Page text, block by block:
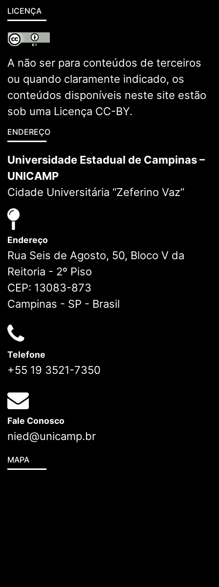
LICENÇA
A não ser para conteúdos de terceiros
ou quando claramente indicado, os
conteúdos disponíveis neste site estão
sob uma Licença CC-BY.
ENDEREÇO
Universidade Estadual de Campinas –
UNICAMP
Cidade Universitária “Zeferino Vaz”
Endereço
Rua Seis de Agosto, 50, Bloco V da
Reitoria - 2º Piso
CEP: 13083-873
Campinas - SP - Brasil
Telefone
+55 19 3521-7350
Fale Conosco
nied@unicamp.br
MAPA